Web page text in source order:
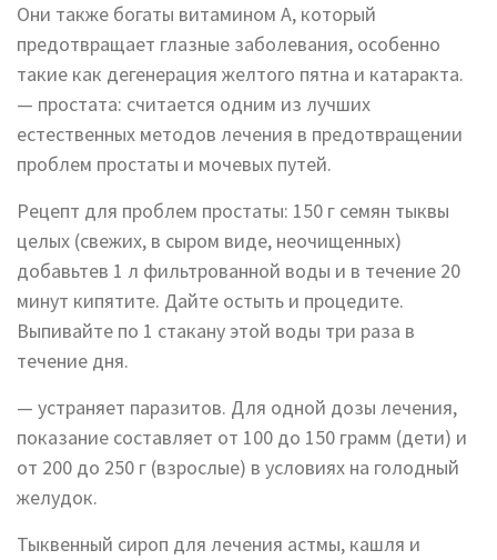
Они также богаты витамином А, который
предотвращает глазные заболевания, особенно
такие как дегенерация желтого пятна и катаракта.
— простата: считается одним из лучших
естественных методов лечения в предотвращении
проблем простаты и мочевых путей.
Рецепт для проблем простаты: 150 г семян тыквы
целых (свежих, в сыром виде, неочищенных)
добавьтев 1 л фильтрованной воды и в течение 20
минут кипятите. Дайте остыть и процедите.
Выпивайте по 1 стакану этой воды три раза в
течение дня.
— устраняет паразитов. Для одной дозы лечения,
показание составляет от 100 до 150 грамм (дети) и
от 200 до 250 г (взрослые) в условиях на голодный
желудок.
Тыквенный сироп для лечения астмы, кашля и